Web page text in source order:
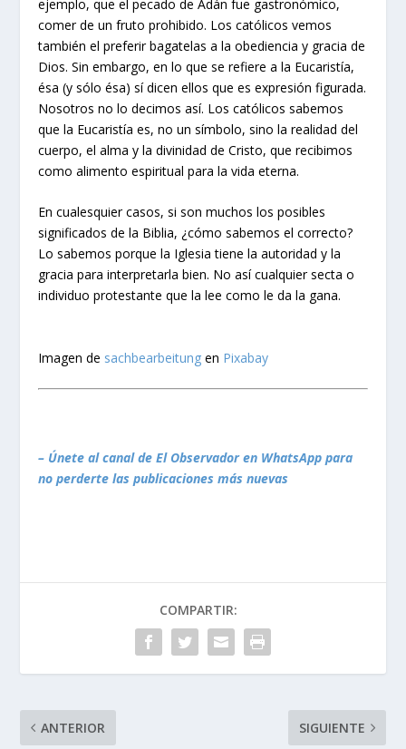
ejemplo, que el pecado de Adán fue gastronómico,
comer de un fruto prohibido. Los católicos vemos
también el preferir bagatelas a la obediencia y gracia de
Dios. Sin embargo, en lo que se refiere a la Eucaristía,
ésa (y sólo ésa) sí dicen ellos que es expresión figurada.
Nosotros no lo decimos así. Los católicos sabemos
que la Eucaristía es, no un símbolo, sino la realidad del
cuerpo, el alma y la divinidad de Cristo, que recibimos
como alimento espiritual para la vida eterna.
En cualesquier casos, si son muchos los posibles
significados de la Biblia, ¿cómo sabemos el correcto?
Lo sabemos porque la Iglesia tiene la autoridad y la
gracia para interpretarla bien. No así cualquier secta o
individuo protestante que la lee como le da la gana.
Imagen de sachbearbeitung en Pixabay
– Únete al canal de El Observador en WhatsApp para
no perderte las publicaciones más nuevas
COMPARTIR:
ANTERIOR SIGUIENTE